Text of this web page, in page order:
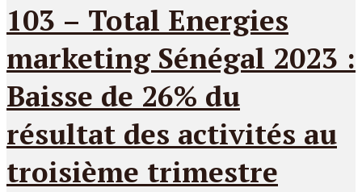
103 – Total Energies
marketing Sénégal 2023 :
Baisse de 26% du
résultat des activités au
troisième trimestre